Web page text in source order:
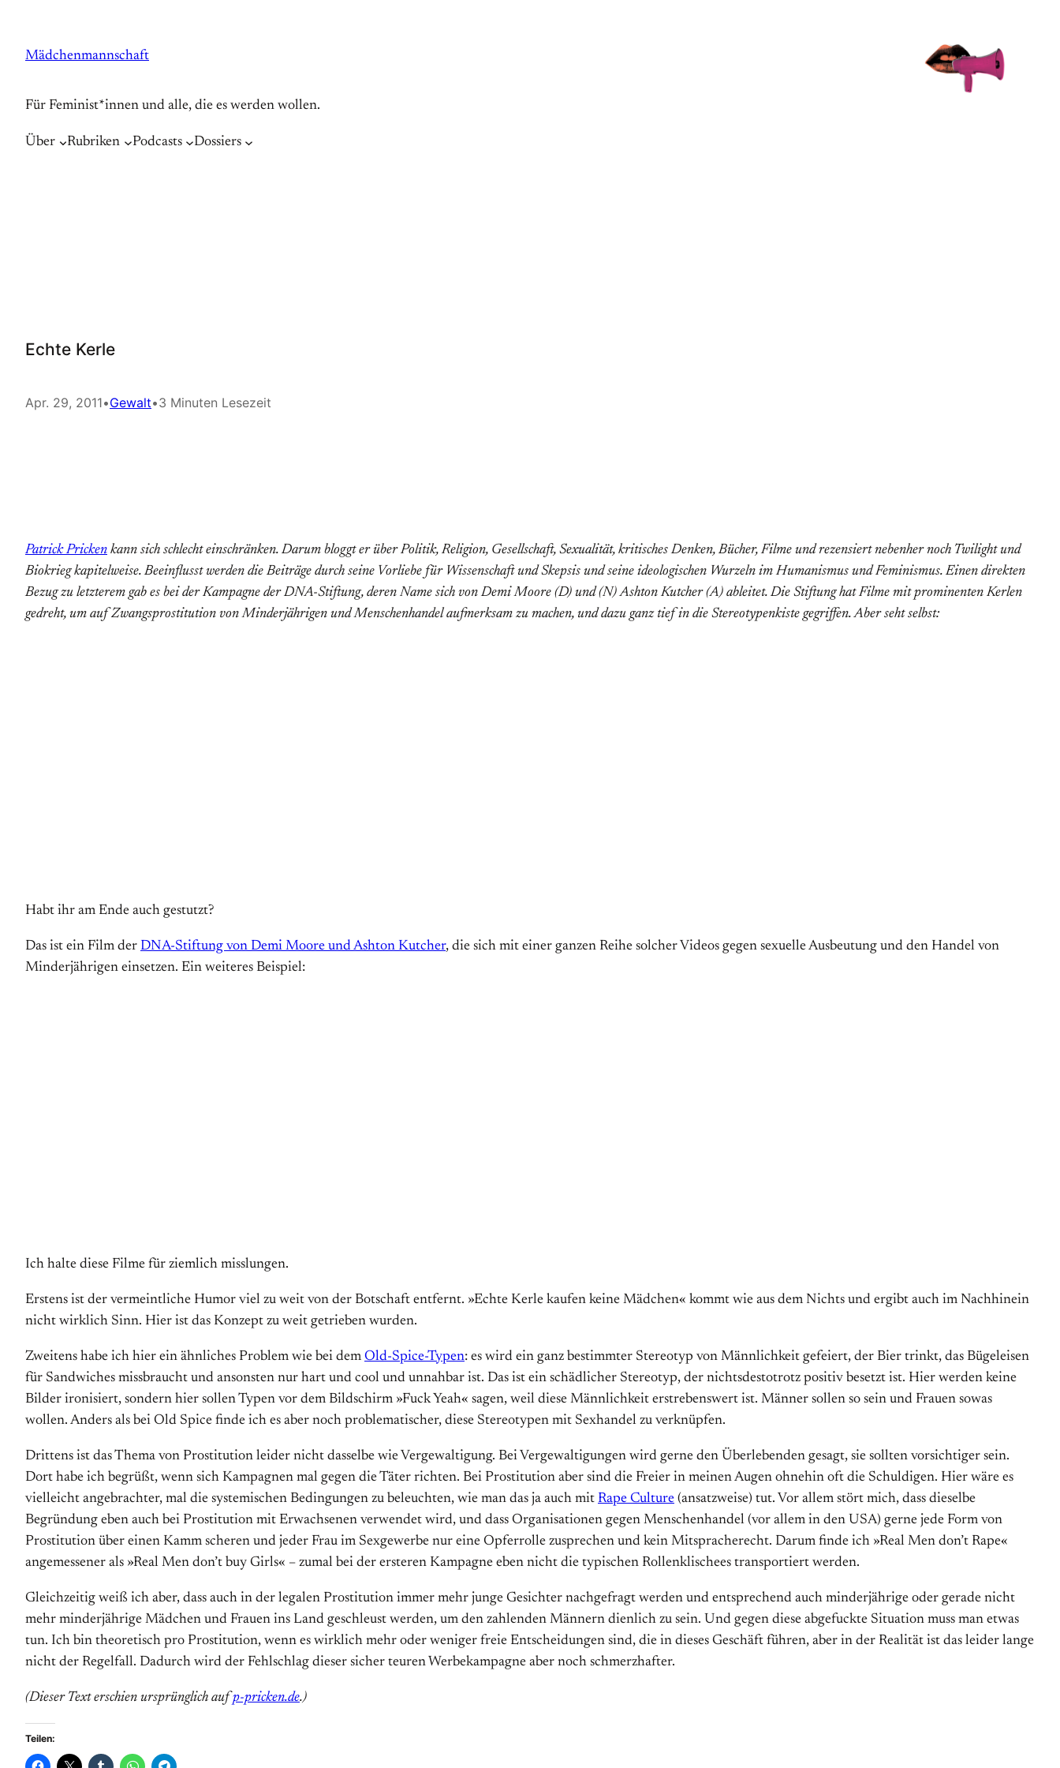
springen
Mädchenmannschaft
Für Feminist*innen und alle, die es werden wollen.
Über Rubriken Podcasts Dossiers
Echte Kerle
Apr. 29, 2011•Gewalt•3 Minuten Lesezeit
Patrick Pricken kann sich schlecht einschränken. Darum bloggt er über Politik, Religion, Gesellschaft, Sexualität, kritisches Denken, Bücher, Filme und rezensiert nebenher noch Twilightund
Biokriegkapitelweise. Beeinflusst werden die Beiträge durch seine Vorliebe für Wissenschaft und Skepsis und seine ideologischen Wurzeln im Humanismus und Feminismus. Einen direkten
Bezug zu letzterem gab es bei der Kampagne der DNA-Stiftung, deren Name sich von Demi Moore (D) und (N) Ashton Kutcher (A) ableitet. Die Stiftung hat Filme mit prominenten Kerlen
gedreht, um auf Zwangsprostitution von Minderjährigen und Menschenhandel aufmerksam zu machen, und dazu ganz tief in die Stereotypenkiste gegriffen. Aber seht selbst:
Habt ihr am Ende auch gestutzt?
Das ist ein Film der DNA-Stiftung von Demi Moore und Ashton Kutcher, die sich mit einer ganzen Reihe solcher Videos gegen sexuelle Ausbeutung und den Handel von
Minderjährigen einsetzen. Ein weiteres Beispiel:
Ich halte diese Filme für ziemlich misslungen.
Erstens ist der vermeintliche Humor viel zu weit von der Botschaft entfernt. »Echte Kerle kaufen keine Mädchen« kommt wie aus dem Nichts und ergibt auch im Nachhinein
nicht wirklich Sinn. Hier ist das Konzept zu weit getrieben wurden.
Zweitens habe ich hier ein ähnliches Problem wie bei dem Old-Spice-Typen: es wird ein ganz bestimmter Stereotyp von Männlichkeit gefeiert, der Bier trinkt, das Bügeleisen
für Sandwiches missbraucht und ansonsten nur hart und cool und unnahbar ist. Das ist ein schädlicher Stereotyp, der nichtsdestotrotz positiv besetzt ist. Hier werden keine
Bilder ironisiert, sondern hier sollen Typen vor dem Bildschirm »Fuck Yeah« sagen, weil diese Männlichkeit erstrebenswert ist. Männer sollen so sein und Frauen sowas
wollen. Anders als bei Old Spice finde ich es aber noch problematischer, diese Stereotypen mit Sexhandel zu verknüpfen.
Drittens ist das Thema von Prostitution leider nicht dasselbe wie Vergewaltigung. Bei Vergewaltigungen wird gerne den Überlebenden gesagt, sie sollten vorsichtiger sein.
Dort habe ich begrüßt, wenn sich Kampagnen mal gegen die Täter richten. Bei Prostitution aber sind die Freier in meinen Augen ohnehin oft die Schuldigen. Hier wäre es
vielleicht angebrachter, mal die systemischen Bedingungen zu beleuchten, wie man das ja auch mit Rape Culture (ansatzweise) tut. Vor allem stört mich, dass dieselbe
Begründung eben auch bei Prostitution mit Erwachsenen verwendet wird, und dass Organisationen gegen Menschenhandel (vor allem in den USA) gerne jede Form von
Prostitution über einen Kamm scheren und jeder Frau im Sexgewerbe nur eine Opferrolle zusprechen und kein Mitspracherecht. Darum finde ich »Real Men don’t Rape«
angemessener als »Real Men don’t buy Girls« – zumal bei der ersteren Kampagne eben nicht die typischen Rollenklischees transportiert werden.
Gleichzeitig weiß ich aber, dass auch in der legalen Prostitution immer mehr junge Gesichter nachgefragt werden und entsprechend auch minderjährige oder gerade nicht
mehr minderjährige Mädchen und Frauen ins Land geschleust werden, um den zahlenden Männern dienlich zu sein. Und gegen diese abgefuckte Situation muss man etwas
tun. Ich bin theoretisch pro Prostitution, wenn es wirklich mehr oder weniger freie Entscheidungen sind, die in dieses Geschäft führen, aber in der Realität ist das leider lange
nicht der Regelfall. Dadurch wird der Fehlschlag dieser sicher teuren Werbekampagne aber noch schmerzhafter.
(Dieser Text erschien ursprünglich auf p-pricken.de.)
Teilen: